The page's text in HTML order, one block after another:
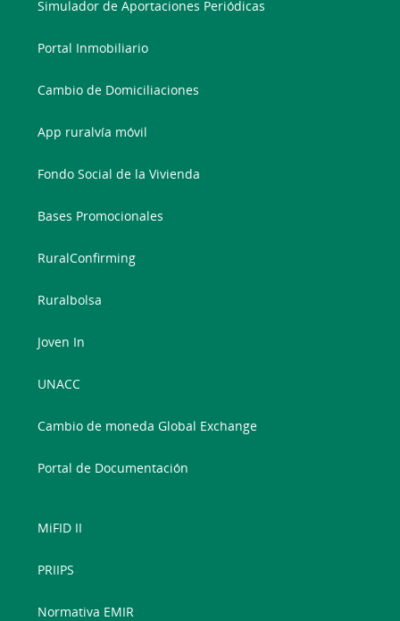
Simulador de Aportaciones Periódicas
Portal Inmobiliario
Cambio de Domiciliaciones
App ruralvía móvil
Fondo Social de la Vivienda
Bases Promocionales
RuralConfirming
Ruralbolsa
Joven In
UNACC
Cambio de moneda Global Exchange
Portal de Documentación
MiFID II
PRIIPS
Normativa EMIR